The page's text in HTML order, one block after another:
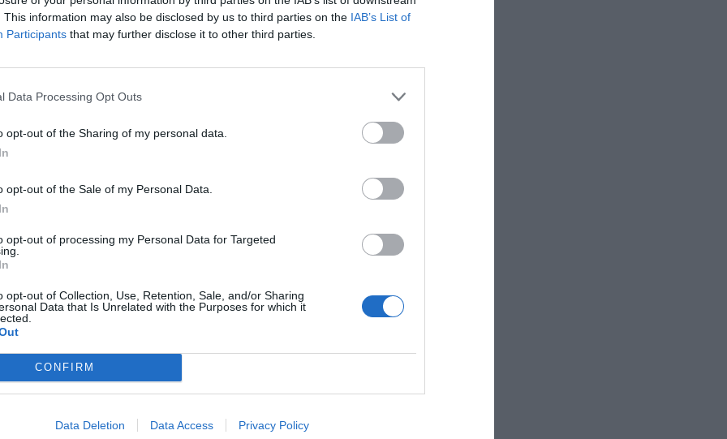
This information may also be disclosed by us to third parties on the IAB’s List of
Participants that may further disclose it to other third parties.
Data Processing Opt Outs
opt-out of the Sharing of my personal data.
opt-out of the Sale of my Personal Data.
opt-out of processing my Personal Data for Targeted
opt-out of Collection, Use, Retention, Sale, and/or Sharing
Data that Is Unrelated with the Purposes for which it
CONFIRM
Data Deletion Data Access Privacy Policy
πως ο Παναθηναϊκός δεν είχε άλλους
Μόνο που κάτι τέτοιο δεν έγινε ποτέ.
περίπτωση.
ότι μόλις αναδείχθηκε, μισή σεζόν του
πατρίδα του.
θέσεις των κορυφαίων.
Ετιέν Καμαρά